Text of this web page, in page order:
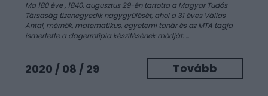
Ma 180 éve, 1840. augusztus 29-én tartotta a Magyar Tudós
Társaság tizenegyedik nagygyűlését, ahol a 31 éves Vállas
Antal, mérnök, matematikus, egyetemi tanár és az MTA tagja
ismertette a dagerrotípia készítésének módját. ...
2020 / 08 / 29 Tovább